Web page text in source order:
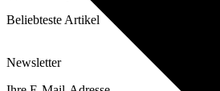
Beliebteste Artikel
Newsletter